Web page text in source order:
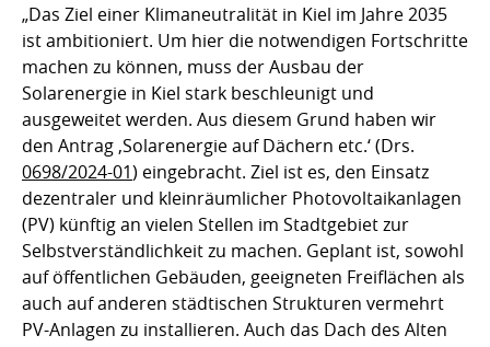
„Das Ziel einer Klimaneutralität in Kiel im Jahre 2035
ist ambitioniert. Um hier die notwendigen Fortschritte
machen zu können, muss der Ausbau der
Solarenergie in Kiel stark beschleunigt und
ausgeweitet werden. Aus diesem Grund haben wir
den Antrag ‚Solarenergie auf Dächern etc.‘ (Drs.
0698/2024-01) eingebracht. Ziel ist es, den Einsatz
dezentraler und kleinräumlicher Photovoltaikanlagen
(PV) künftig an vielen Stellen im Stadtgebiet zur
Selbstverständlichkeit zu machen. Geplant ist, sowohl
auf öffentlichen Gebäuden, geeigneten Freiflächen als
auch auf anderen städtischen Strukturen vermehrt
PV-Anlagen zu installieren. Auch das Dach des Alten